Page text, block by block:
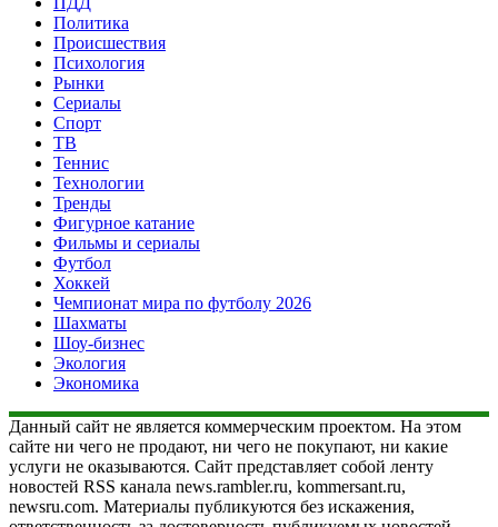
Политика
Происшествия
Психология
Рынки
Сериалы
Спорт
ТВ
Теннис
Технологии
Тренды
Фигурное катание
Фильмы и сериалы
Футбол
Хоккей
Чемпионат мира по футболу 2026
Шахматы
Шоу-бизнес
Экология
Экономика
Данный сайт не является коммерческим проектом. На этом
сайте ни чего не продают, ни чего не покупают, ни какие
услуги не оказываются. Сайт представляет собой ленту
новостей RSS канала news.rambler.ru, kommersant.ru,
newsru.com. Материалы публикуются без искажения,